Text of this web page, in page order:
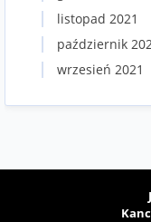
listopad 2021
październik
wrzesień 2021